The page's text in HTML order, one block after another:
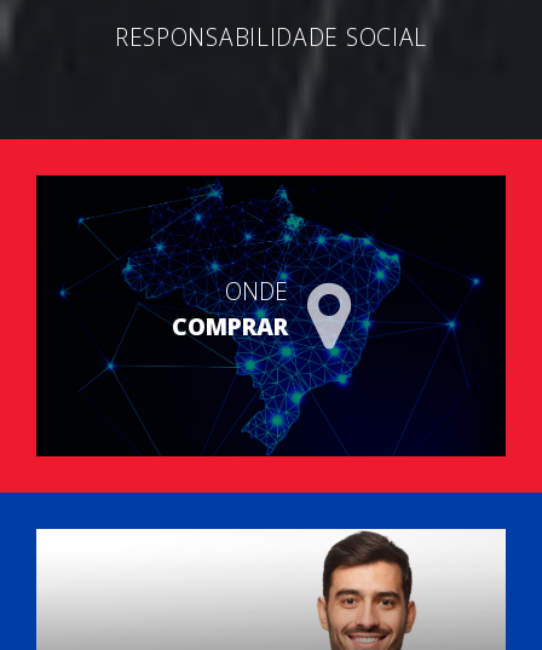
RESPONSABILIDADE SOCIAL
ONDE
COMPRAR